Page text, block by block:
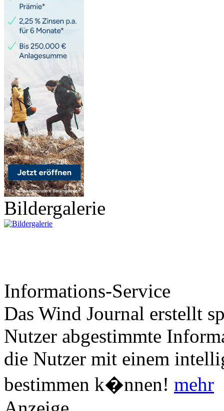
Bildergalerie
Informations-Service
Das Wind Journal erstellt
Nutzer abgestimmte
die Nutzer mit einem
bestimmen k�nnen! mehr